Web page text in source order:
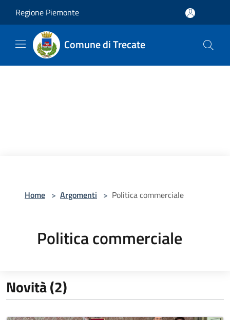
Regione Piemonte
Comune di Trecate
Home > Argomenti > Politica commerciale
Politica commerciale
Novità (2)